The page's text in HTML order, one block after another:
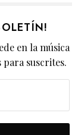
en la música
para suscrites.